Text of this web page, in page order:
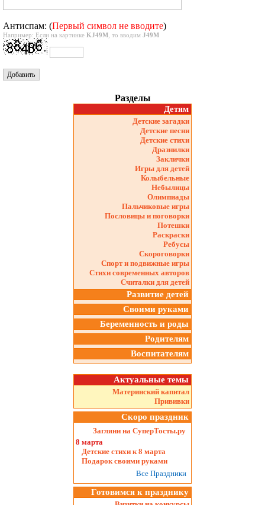
Антиспам: (Первый символ не вводите)
Например: Если на картинке KJ49M , то вводим J49M
Разделы
Детям
Детские загадки
Детские песни
Детские стихи
Дразнилки
Заклички
Игры для детей
Колыбельные
Небылицы
Олимпиады
Пальчиковые игры
Пословицы и поговорки
Потешки
Раскраски
Ребусы
Скороговорки
Спорт и подвижные игры
Стихи современных авторов
Считалки для детей
Развитие детей
Своими руками
Беременность и роды
Родителям
Воспитателям
Актуальные темы
Материнский капитал
Прививки
Скоро праздник
Загляни на СуперТосты.ру
8 марта
Детские стихи к 8 марта
Подарок своими руками
Все Праздники
Готовимся к празднику